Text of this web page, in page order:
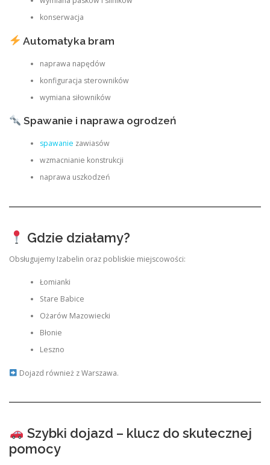
konserwacja
Automatyka bram
naprawa napędów
konfiguracja sterowników
wymiana siłowników
Spawanie i naprawa ogrodzeń
spawanie zawiasów
wzmacnianie konstrukcji
naprawa uszkodzeń
Gdzie działamy?
Obsługujemy Izabelin oraz pobliskie miejscowości:
Łomianki
Stare Babice
Ożarów Mazowiecki
Błonie
Leszno
Dojazd również z Warszawa.
Szybki dojazd – klucz do skutecznej
pomocy